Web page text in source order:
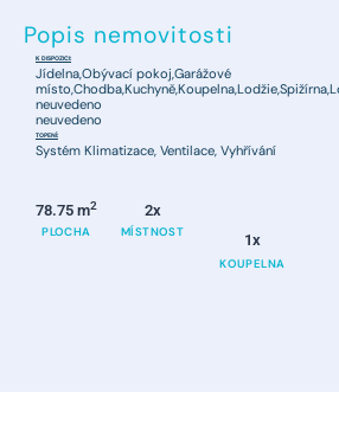
Popis nemovitosti
K DISPOZICI:
Jídelna,Obývací pokoj,Garážové
neuvedeno
neuvedeno
TOPENÍ:
Systém Klimatizace, Ventilace, Vyhřívání
78.75 m2
PLOCHA
2x
MÍSTNOST 1x
KOUPELNA